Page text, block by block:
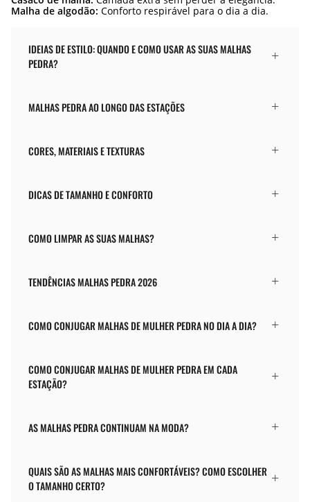
Malha de algodão: Conforto respirável para o dia a dia.
IDEIAS DE ESTILO: QUANDO E COMO USAR AS SUAS MALHAS
PEDRA?
MALHAS PEDRA AO LONGO DAS ESTAÇÕES
CORES, MATERIAIS E TEXTURAS
DICAS DE TAMANHO E CONFORTO
COMO LIMPAR AS SUAS MALHAS?
TENDÊNCIAS MALHAS PEDRA 2026
COMO CONJUGAR MALHAS DE MULHER PEDRA NO DIA A DIA?
COMO CONJUGAR MALHAS DE MULHER PEDRA EM CADA
ESTAÇÃO?
AS MALHAS PEDRA CONTINUAM NA MODA?
QUAIS SÃO AS MALHAS MAIS CONFORTÁVEIS? COMO ESCOLHER
O TAMANHO CERTO?